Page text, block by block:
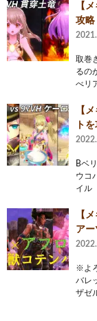
【
攻略
取巻
るの
べリ
【
ト
Bベ
ウコ
イル
【
ア
※よ
バレ
ザゼ